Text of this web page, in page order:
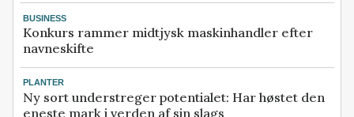
BUSINESS
Konkurs rammer midtjysk maskinhandler efter
navneskifte
PLANTER
Ny sort understreger potentialet: Har høstet den
eneste mark i verden af sin slags